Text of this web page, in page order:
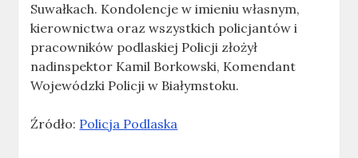
Suwałkach. Kondolencje w imieniu własnym,
kierownictwa oraz wszystkich policjantów i
pracowników podlaskiej Policji złożył
nadinspektor Kamil Borkowski, Komendant
Wojewódzki Policji w Białymstoku.
Źródło: Policja Podlaska